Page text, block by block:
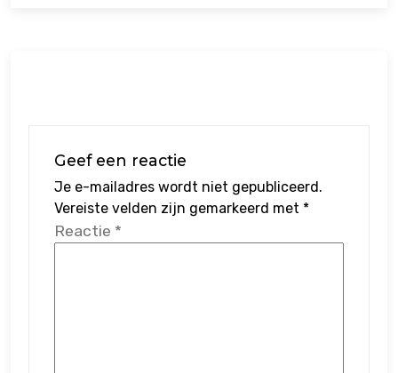
Geef een reactie
Je e-mailadres wordt niet gepubliceerd.
Vereiste velden zijn gemarkeerd met *
Reactie *